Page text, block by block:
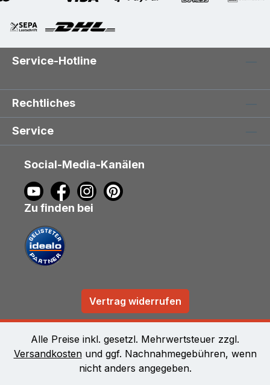
Service-Hotline
Rechtliches
Service
Social-Media-Kanälen
Zu finden bei
Vertrag widerrufen
Alle Preise inkl. gesetzl. Mehrwertsteuer zzgl.
Versandkostenund ggf. Nachnahmegebühren, wenn
nicht anders angegeben.